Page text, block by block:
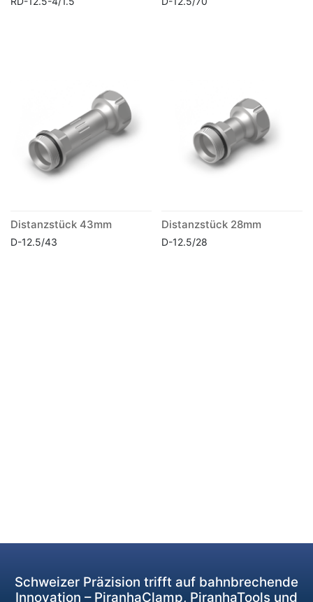
Distanzstück 43mm
D-12.5/43
Distanzstück 28mm
D-12.5/28
Schweizer Präzision trifft auf bahnbrechende
Innovation – PiranhaClamp, PiranhaTools und